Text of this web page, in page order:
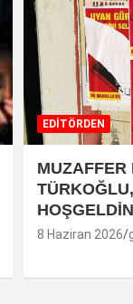
EDİTÖRDEN
MUZAFFER
8 Haziran 2026